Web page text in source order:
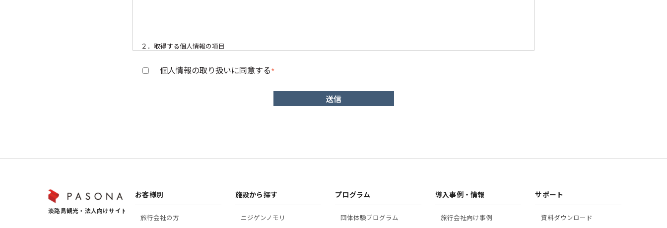
２．取得する個人情報の項目
会社名、部署名、支店名、役職、氏名、住所、電話番号、メールアドレス
キャンペーン、アンケートの実施のため
本サービスの利用状況の調査・分析、分析結果に基づくサービス等の提案のため
個人情報の取り扱いに同意する*
お客様別
旅行会社の方
施設から探す
ニジゲンノモリ
プログラム
団体体験プログラム
導入事例・情報
旅行会社向け事例
サポート
資料ダウンロード